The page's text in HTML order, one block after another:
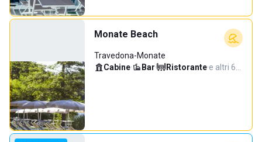
Monate Beach
Travedona-Monate
Cabine· Bar· Ristorante·e altri 6…